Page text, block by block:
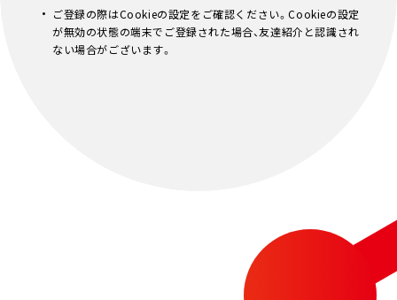
ご登録の際はCookieの設定をご確認ください。Cookieの設定
が無効の状態の端末でご登録された場合、友達紹介と認識され
ない場合がございます。